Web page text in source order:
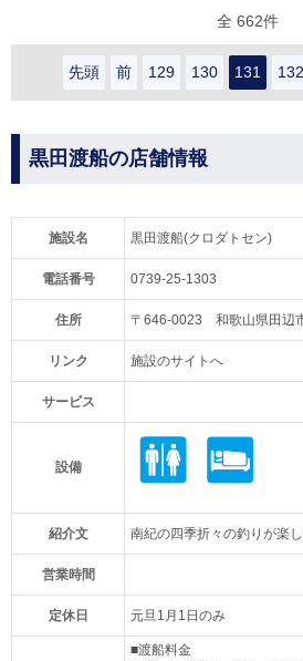
全 662件
先頭 前 129 130 131 132
黒田渡船の店舗情報
施設名 黒田渡船(クロダトセン)
電話番号 0739-25-1303
住所 〒646-0023 和歌山県田辺
リンク 施設のサイトへ
サービス
設備
紹介文 南紀の四季折々の釣りが楽
営業時間
定休日 元旦1月1日のみ
■渡船料金